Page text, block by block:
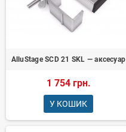
AlluStage SCD 21 SKL — аксесуар
1 754 грн.
У КОШИК